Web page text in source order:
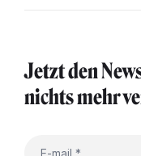
Jetzt den
nichts mehr